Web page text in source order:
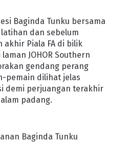
Baginda Tunku bersama
latihan dan sebelum
akhir Piala FA di bilik
JOHOR Southern
gendang perang
pemain dilihat jelas
demi perjuangan terakhir
padang.
Baginda Tunku